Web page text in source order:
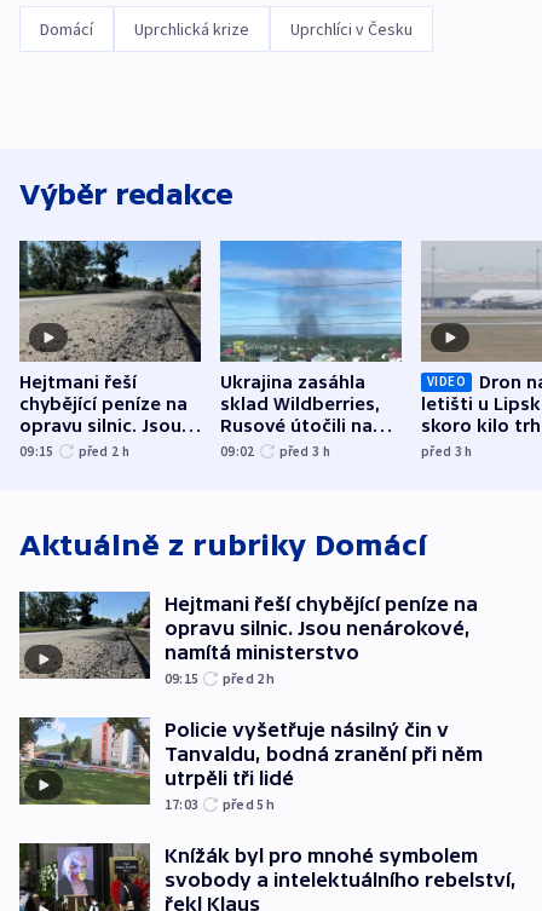
Domácí Uprchlická krize Uprchlíci v Česku
Výběr redakce
Hejtmani řeší
chybějící peníze na
opravu silnic. Jsou
nenárokové, namítá
09:15 před 2 h
Ukrajina zasáhla
sklad Wildberries,
Rusové útočili na
trh, hasiče či
09:02 před 3 h
VIDEO
Dron
letišti u
skoro kilo
indicie
před 3h
Aktuálně z rubriky Domácí
Hejtmani řeší chybějící peníze na
opravu silnic. Jsou nenárokové,
namítá ministerstvo
09:15 před 2h
Policie vyšetřuje násilný čin v
Tanvaldu, bodná zranění při něm
utrpěli tři lidé
17:03 před 5h
Knížák byl pro mnohé symbolem
svobody a intelektuálního rebelství,
řekl Klaus